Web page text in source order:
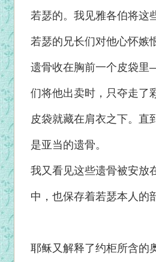
若瑟的。我见雅各伯将这
若瑟的兄长们对他心怀嫉
遗骨收在胸前一个皮袋
们将他出卖时，只夺走了
皮袋就藏在肩衣之下。直
是亚当的遗骨。
我又看见这些遗骨被安放
中，也保存着若瑟本人的
耶稣又解释了约柜所含的